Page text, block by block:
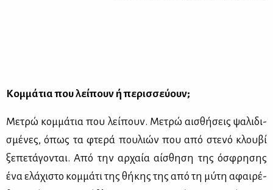
Κομ­μά­τια που λεί­πουν ή πε­ρισ­σεύ­ουν;
Με­τρώ κομ­μά­τια που λεί­πουν. Με­τρώ αι­σθή­σεις ψα­λι­δι­
σμέ­νες, όπως τα φτε­ρά που­λιών που από στε­νό κλου­βί
ξε­πε­τά­γο­νται. Από την αρ­χαία αί­σθη­ση της όσφρη­σης
ένα ελά­χι­στο κομ­μά­τι της θή­κης της από τη μύ­τη αφαι­ρέ­